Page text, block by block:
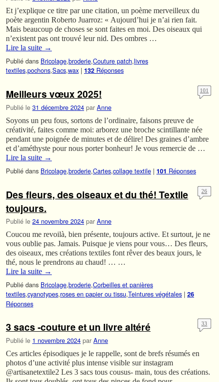
Et j’explique ce titre par une citation, un poème merveilleux du
poète argentin Roberto Juarroz: « Aujourd’hui je n’ai rien fait.
Mais beaucoup de choses se sont faites en moi. Des oiseaux qui
n’existent pas ont trouvé leur nid. Des ombres …
Lire la suite →
Publié dans Bricolage,broderie,Couture patch,livres
textiles,pochons,Sacs,wax | 132 Réponses
Meilleurs vœux 2025!
Publié le 31 décembre 2024 par Anne
101
Soyons un peu fous, sortons de l’ordinaire, faisons preuve de
créativité, faites comme moi: arborez une broche scintillante née
pendant une poignée de minutes et de délire! Des graines d’ambre
et d’améthyste pour nous porter bonheur! Je vous remercie de …
Lire la suite →
Publié dans Bricolage,broderie,Cartes,collage textile | 101 Réponses
Des fleurs, des oiseaux et du thé! Textile
toujours.
Publié le 24 novembre 2024 par Anne
26
Coucou me revoilà, bien présente, toujours active. Et surtout, je ne
vous oublie pas. Jamais. Puisque je viens pour vous… Des fleurs,
des oiseaux, mes créations textiles font rêver des beaux jours, le
thé, nous le prendrons au chaud! … …
Lire la suite →
Publié dans Bricolage,broderie,Corbeilles et panières
textiles,cyanotypes,roses en papier ou tissu,Teintures végétales | 26
Réponses
3 sacs -couture et un livre altéré
Publié le 1 novembre 2024 par Anne
33
Ces articles épisodiques je le rappelle, sont de brefs résumés en
photos d’une activité plus intense visible sur instagram
@artisanetextile2 Les 3 sacs tous cousus- main, tous des créations.